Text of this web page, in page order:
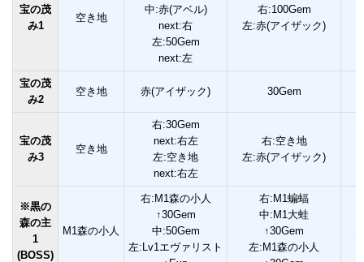
宝の茂
み1
空き地
中:赤(アベル)
next:右
左:50Gem
next:左
右:100Gem
左:赤(アイザック)
宝の茂
み2
空き地 赤(アイザック) 30Gem
宝の茂
み3
空き地
右:30Gem
next:右左
左:空き地
next:右左
右:空き地
左:赤(アイザック)
※黒の
森の主
1
(BOSS)
M1森の小人
右:M1森の小人
↑30Gem
中:50Gem
左:Lv1エヴァリスト
右:M1蝙蝠
中:M1大蛙
↑30Gem
左:M1森の小人